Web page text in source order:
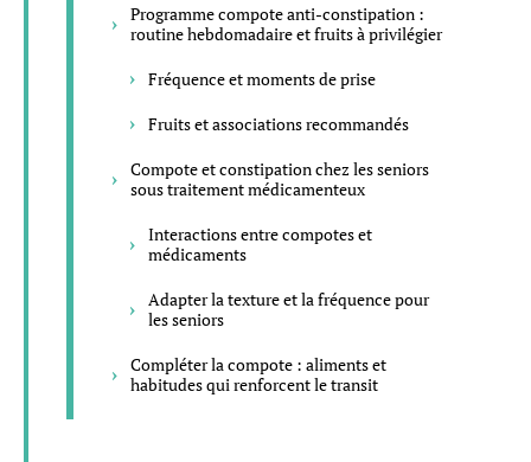
Programme compote anti-constipation :
routine hebdomadaire et fruits à privilégier
Fréquence et moments de prise
Fruits et associations recommandés
Compote et constipation chez les seniors
sous traitement médicamenteux
Interactions entre compotes et
médicaments
Adapter la texture et la fréquence pour
les seniors
Compléter la compote : aliments et
habitudes qui renforcent le transit